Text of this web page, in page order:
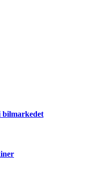
bilmarkedet